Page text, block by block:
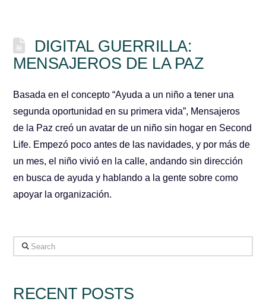
DIGITAL GUERRILLA:
MENSAJEROS DE LA PAZ
Basada en el concepto “Ayuda a un niño a tener una
segunda oportunidad en su primera vida”, Mensajeros
de la Paz creó un avatar de un niño sin hogar en Second
Life. Empezó poco antes de las navidades, y por más de
un mes, el niño vivió en la calle, andando sin dirección
en busca de ayuda y hablando a la gente sobre como
apoyar la organización.
Search
RECENT POSTS